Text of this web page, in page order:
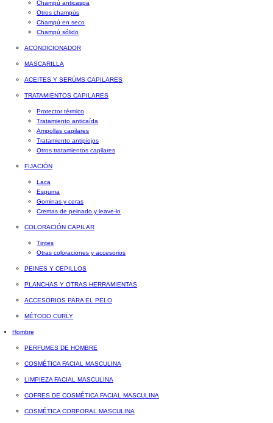
Champú anticaspa
Otros champús
Champú en seco
Champú sólido
ACONDICIONADOR
MASCARILLA
ACEITES Y SERÚMS CAPILARES
TRATAMIENTOS CAPILARES
Protector térmico
Tratamiento anticaída
Ampollas capilares
Tratamiento antipiojos
Otros tratamientos capilares
FIJACIÓN
Laca
Espuma
Gominas y ceras
Cremas de peinado y leave-in
COLORACIÓN CAPILAR
Tintes
Otras coloraciones y accesorios
PEINES Y CEPILLOS
PLANCHAS Y OTRAS HERRAMIENTAS
ACCESORIOS PARA EL PELO
MÉTODO CURLY
Hombre
PERFUMES DE HOMBRE
COSMÉTICA FACIAL MASCULINA
LIMPIEZA FACIAL MASCULINA
COFRES DE COSMÉTICA FACIAL MASCULINA
COSMÉTICA CORPORAL MASCULINA